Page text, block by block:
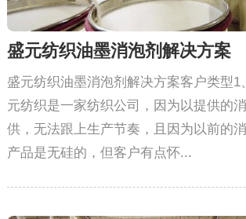
盛元纺织油墨消泡剂解决方案
盛元纺织油墨消泡剂解决方案客户类型1
元纺织是一家纺织公司，因为以提供的
供，无法跟上生产节奏，且因为以前的
产品是无硅的，但客户有点怀...